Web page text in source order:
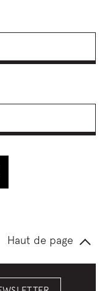
Haut de page